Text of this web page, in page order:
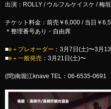
出演：ROLLY / ウルフルケイスケ / 梅
チケット料金：前売￥6,000 / 当日￥
＊整理番号あり・自由席
■e＋プレオーダー ：3月7日(土)〜3月
■e＋一般発売 ：3月21日(土)〜
(問)南堀江knave TEL：06-6535-0691